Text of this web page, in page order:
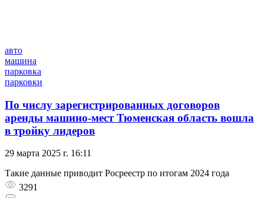
авто
машина
парковка
парковки
По числу зарегистрированных договоров
аренды машино-мест Тюменская область вошла
в тройку лидеров
29 марта 2025 г. 16:11
Такие данные приводит Росреестр по итогам 2024 года
3291